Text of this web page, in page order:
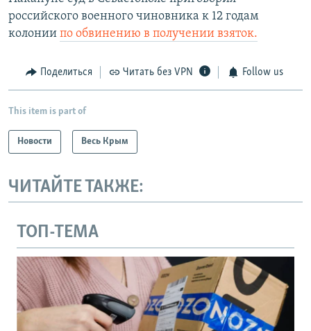
российского военного чиновника к 12 годам
колонии по обвинению в получении взяток.
Поделиться Читать без VPN Follow us
This item is part of
Новости Весь Крым
ЧИТАЙТЕ ТАКЖЕ:
ТОП-ТЕМА